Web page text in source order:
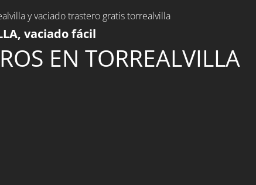
y vaciado trastero gratis torrealvilla
vaciado fácil
EN TORREALVILLA